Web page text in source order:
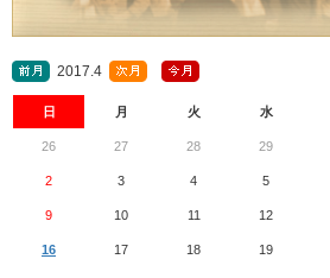
2017.4
日 月 火 水
26 27 28 29
2 3 4 5
9 10 11 12
16 17 18 19